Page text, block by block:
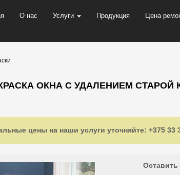
О нас Услуги Продукция Цена
ОКНА С УДАЛЕНИЕМ СТАРОЙ
цены на наши услуги уточняйте: +375 33
Оставить